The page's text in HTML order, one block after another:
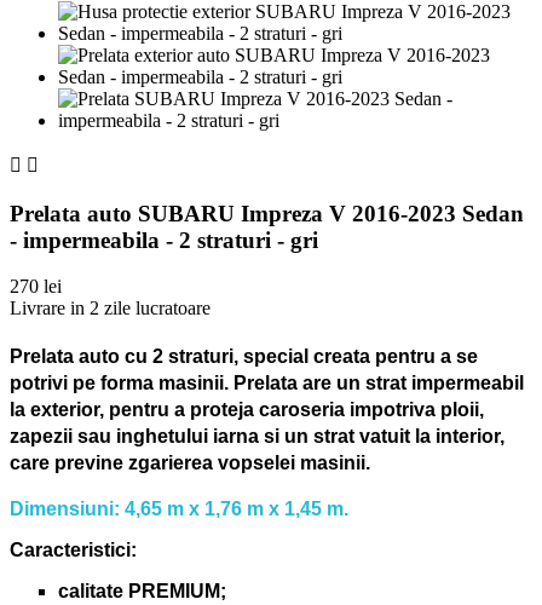
 
Prelata auto SUBARU Impreza V 2016-2023 Sedan
- impermeabila - 2 straturi - gri
270 lei
Livrare in 2 zile lucratoare
Prelata auto cu 2 straturi, special creata pentru a se
potrivi pe forma masinii. Prelata are un strat impermeabil
la exterior, pentru a proteja caroseria impotriva ploii,
zapezii sau inghetului iarna si un strat vatuit la interior,
care previne zgarierea vopselei masinii.
Dimensiuni: 4,65 m x 1,76 m x 1,45 m.
Caracteristici:
calitate PREMIUM;